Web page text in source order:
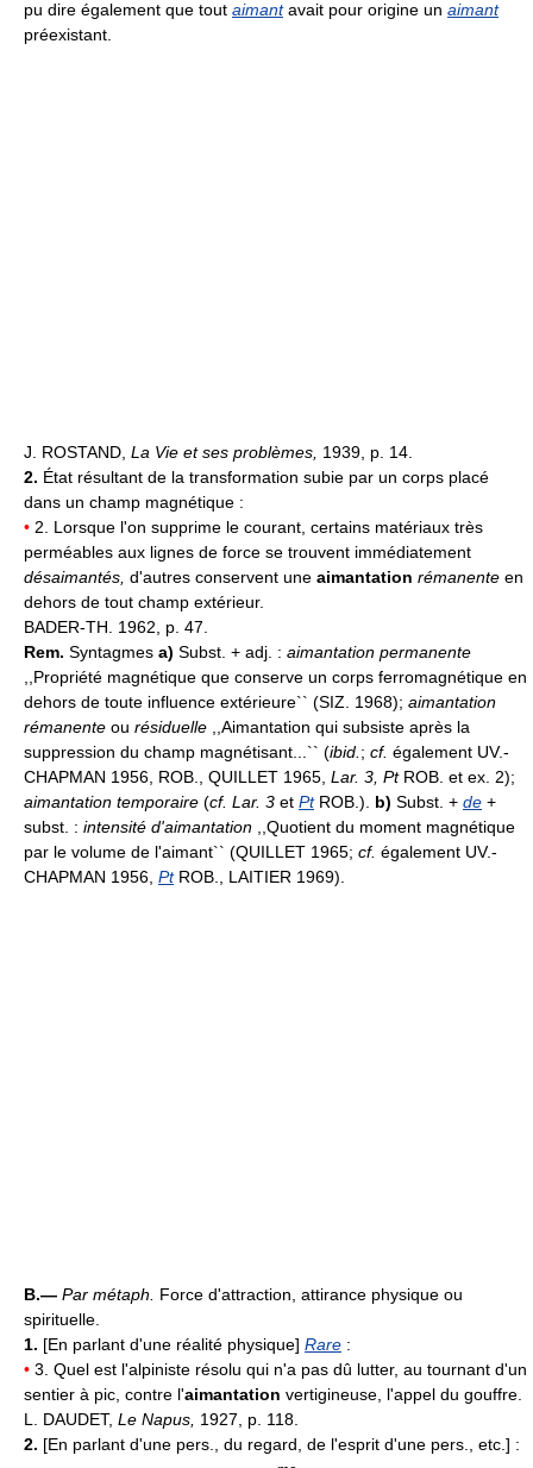
pu dire également que tout aimant avait pour origine un aimant
préexistant.
J. ROSTAND, La Vie et ses problèmes, 1939, p. 14.
2. État résultant de la transformation subie par un corps placé
dans un champ magnétique :
• 2. Lorsque l'on supprime le courant, certains matériaux très
perméables aux lignes de force se trouvent immédiatement
désaimantés, d'autres conservent une aimantation rémanente en
dehors de tout champ extérieur.
BADER-TH. 1962, p. 47.
Rem. Syntagmes a) Subst. + adj. : aimantation permanente
,,Propriété magnétique que conserve un corps ferromagnétique en
dehors de toute influence extérieure`` (SIZ. 1968); aimantation
rémanente ou résiduelle ,,Aimantation qui subsiste après la
suppression du champ magnétisant...`` (ibid. ; cf. également UV.-
CHAPMAN 1956, ROB., QUILLET 1965, Lar. 3, PtROB. et ex. 2);
aimantation temporaire (cf. Lar. 3 et PtROB.). b) Subst. + de +
subst. : intensité d'aimantation
,,Quotient du moment magnétique
par le volume de l'aimant`` (QUILLET 1965; cf. également UV.-
CHAPMAN 1956, PtROB., LAITIER 1969).
B.— Par métaph. Force d'attraction, attirance physique ou
spirituelle.
1. [En parlant d'une réalité physique] Rare :
• 3. Quel est l'alpiniste résolu qui n'a pas dû lutter, au tournant d'un
sentier à pic, contre l'aimantation vertigineuse, l'appel du gouffre.
L. DAUDET, Le Napus, 1927, p. 118.
2. [En parlant d'une pers., du regard, de l'esprit d'une pers., etc.] :